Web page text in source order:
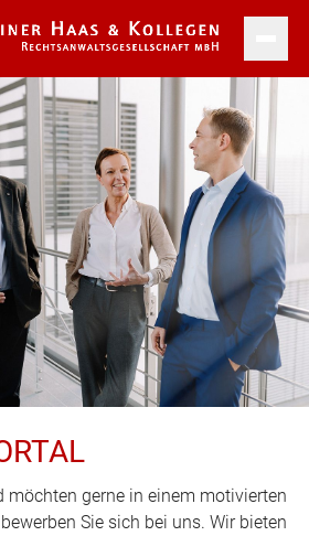
möchten gerne in einem motivierten
Sie sich bei uns. Wir bieten
ÜBER UNS
WISSENSWERTES
KONTAKT
DATENSCHUTZ